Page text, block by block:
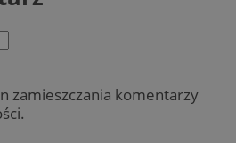
zamieszczania komentarzy